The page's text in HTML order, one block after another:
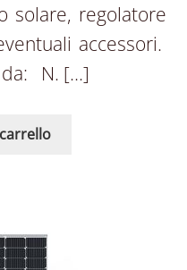
solare, regolatore
accessori.
da: N. […]